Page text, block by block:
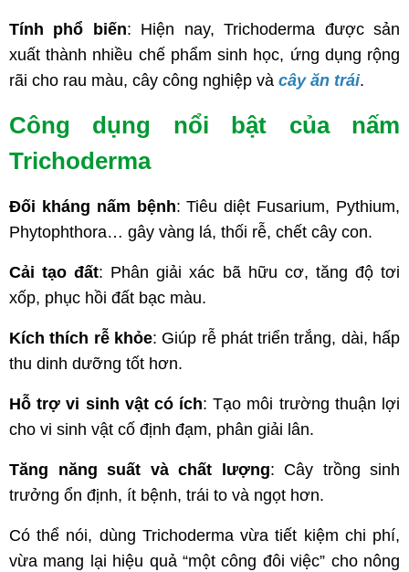
Tính phổ biến: Hiện nay, Trichoderma được sản
xuất thành nhiều chế phẩm sinh học, ứng dụng rộng
rãi cho rau màu, cây công nghiệp và cây ăn trái.
Công dụng nổi bật của nấm
Trichoderma
Đối kháng nấm bệnh: Tiêu diệt Fusarium, Pythium,
Phytophthora… gây vàng lá, thối rễ, chết cây con.
Cải tạo đất: Phân giải xác bã hữu cơ, tăng độ tơi
xốp, phục hồi đất bạc màu.
Kích thích rễ khỏe: Giúp rễ phát triển trắng, dài, hấp
thu dinh dưỡng tốt hơn.
Hỗ trợ vi sinh vật có ích: Tạo môi trường thuận lợi
cho vi sinh vật cố định đạm, phân giải lân.
Tăng năng suất và chất lượng: Cây trồng sinh
trưởng ổn định, ít bệnh, trái to và ngọt hơn.
Có thể nói, dùng Trichoderma vừa tiết kiệm chi phí,
vừa mang lại hiệu quả “một công đôi việc” cho nông